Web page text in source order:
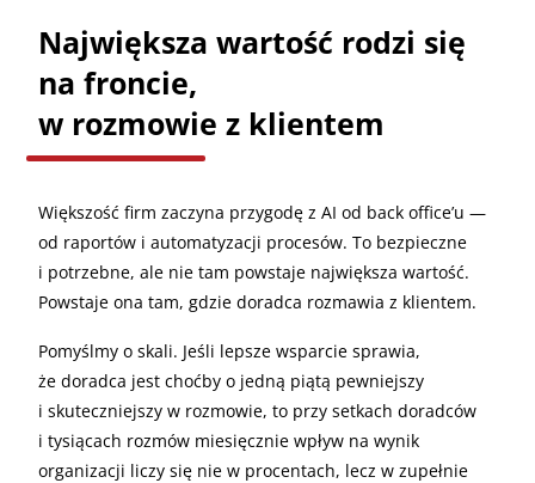
Największa wartość rodzi się
na froncie,
w rozmowie z klientem
Większość firm zaczyna przygodę z AI od back office’u —
od raportów i automatyzacji procesów. To bezpieczne
i potrzebne, ale nie tam powstaje największa wartość.
Powstaje ona tam, gdzie doradca rozmawia z klientem.
Pomyślmy o skali. Jeśli lepsze wsparcie sprawia,
że doradca jest choćby o jedną piątą pewniejszy
i skuteczniejszy w rozmowie, to przy setkach doradców
i tysiącach rozmów miesięcznie wpływ na wynik
organizacji liczy się nie w procentach, lecz w zupełnie